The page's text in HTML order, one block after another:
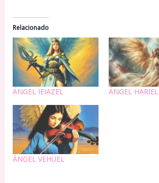
Relacionado
ÁNGEL IEIAZEL ÁNGEL HARIEL
ÁNGEL VEHUEL